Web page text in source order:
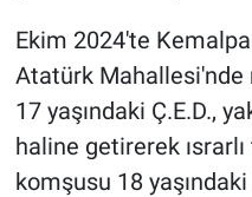
Ekim 2024'te
Atatürk Mahallesi'nde
17 yaşındaki Ç.E.D.,
haline getirerek
komşusu 18